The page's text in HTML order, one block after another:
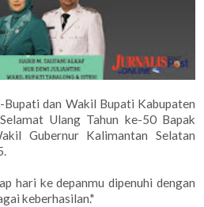
-Bupati dan Wakil Bupati Kabupaten
Ulang Tahun ke-50 Bapak
Gubernur Kalimantan Selatan
hari ke depanmu dipenuhi dengan
keberhasilan."